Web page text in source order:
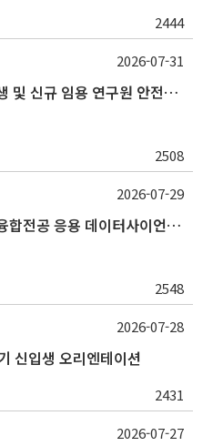
2444
2026년 2학기 대학원 신입생 및 신규 임용 연구원 안전환경교육(신규교육) 실시 안내
2508
2026-07-31
2026학년도 2학기 대학원 융합전공 응용 데이터사이언스 선발 계획 알림
2548
2026-07-29
신입생 오리엔테이션
2431
2026-07-28
2026-07-27